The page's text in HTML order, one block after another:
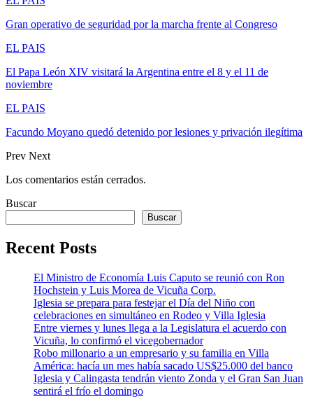
Gran operativo de seguridad por la marcha frente al Congreso
EL PAIS
El Papa León XIV visitará la Argentina entre el 8 y el 11 de
noviembre
EL PAIS
Facundo Moyano quedó detenido por lesiones y privación ilegítima
Prev Next
Los comentarios están cerrados.
Buscar
Buscar
Recent Posts
El Ministro de Economía Luis Caputo se reunió con Ron
Hochstein y Luis Morea de Vicuña Corp.
Iglesia se prepara para festejar el Día del Niño con
celebraciones en simultáneo en Rodeo y Villa Iglesia
Entre viernes y lunes llega a la Legislatura el acuerdo con
Vicuña, lo confirmó el vicegobernador
Robo millonario a un empresario y su familia en Villa
América: hacía un mes había sacado US$25.000 del banco
Iglesia y Calingasta tendrán viento Zonda y el Gran San Juan
sentirá el frío el domingo